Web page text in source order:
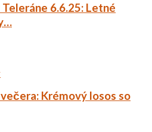
Teleráne 6.6.25: Letné
Krémový losos so